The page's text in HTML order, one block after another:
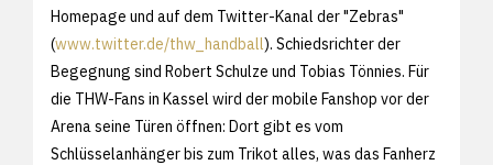
Homepage und auf dem Twitter-Kanal der "Zebras"
(www.twitter.de/thw_handball). Schiedsrichter der
Begegnung sind Robert Schulze und Tobias Tönnies. Für
die THW-Fans in Kassel wird der mobile Fanshop vor der
Arena seine Türen öffnen: Dort gibt es vom
Schlüsselanhänger bis zum Trikot alles, was das Fanherz